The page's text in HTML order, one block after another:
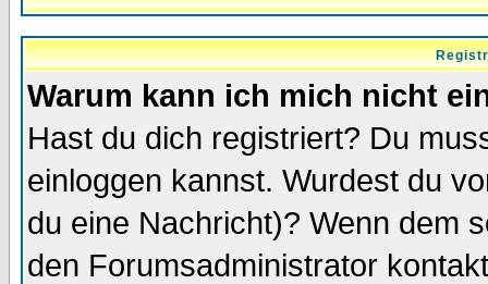
Warum kann ich mich nicht
Hast du dich registriert? Du
einloggen kannst. Wurdest du
du eine Nachricht)? Wenn dem
den Forumsadministrator